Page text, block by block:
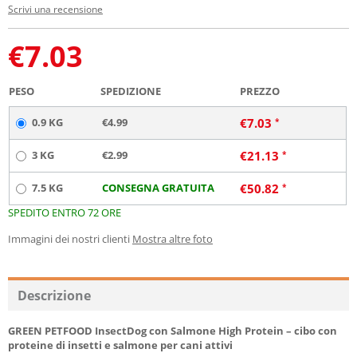
Scrivi una recensione
€7.03
PESO SPEDIZIONE PREZZO
0.9 KG €4.99 €7.03
3 KG €2.99 €21.13
7.5 KG CONSEGNA GRATUITA €50.82
SPEDITO ENTRO 72 ORE
Immagini dei nostri clienti Mostra altre foto
Descrizione
GREEN PETFOOD InsectDog con Salmone High Protein – cibo con
proteine di insetti e salmone per cani attivi